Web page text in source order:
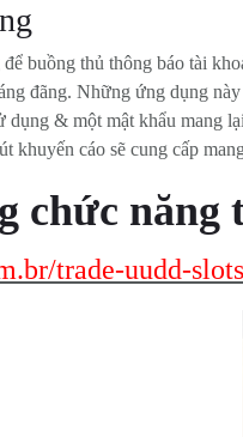
buồng thủ thông báo tài
đãng. Những ứng dụng
& một mật khẩu mang
khuyến cáo sẽ cung cấp
chức năng
trade-uudd-